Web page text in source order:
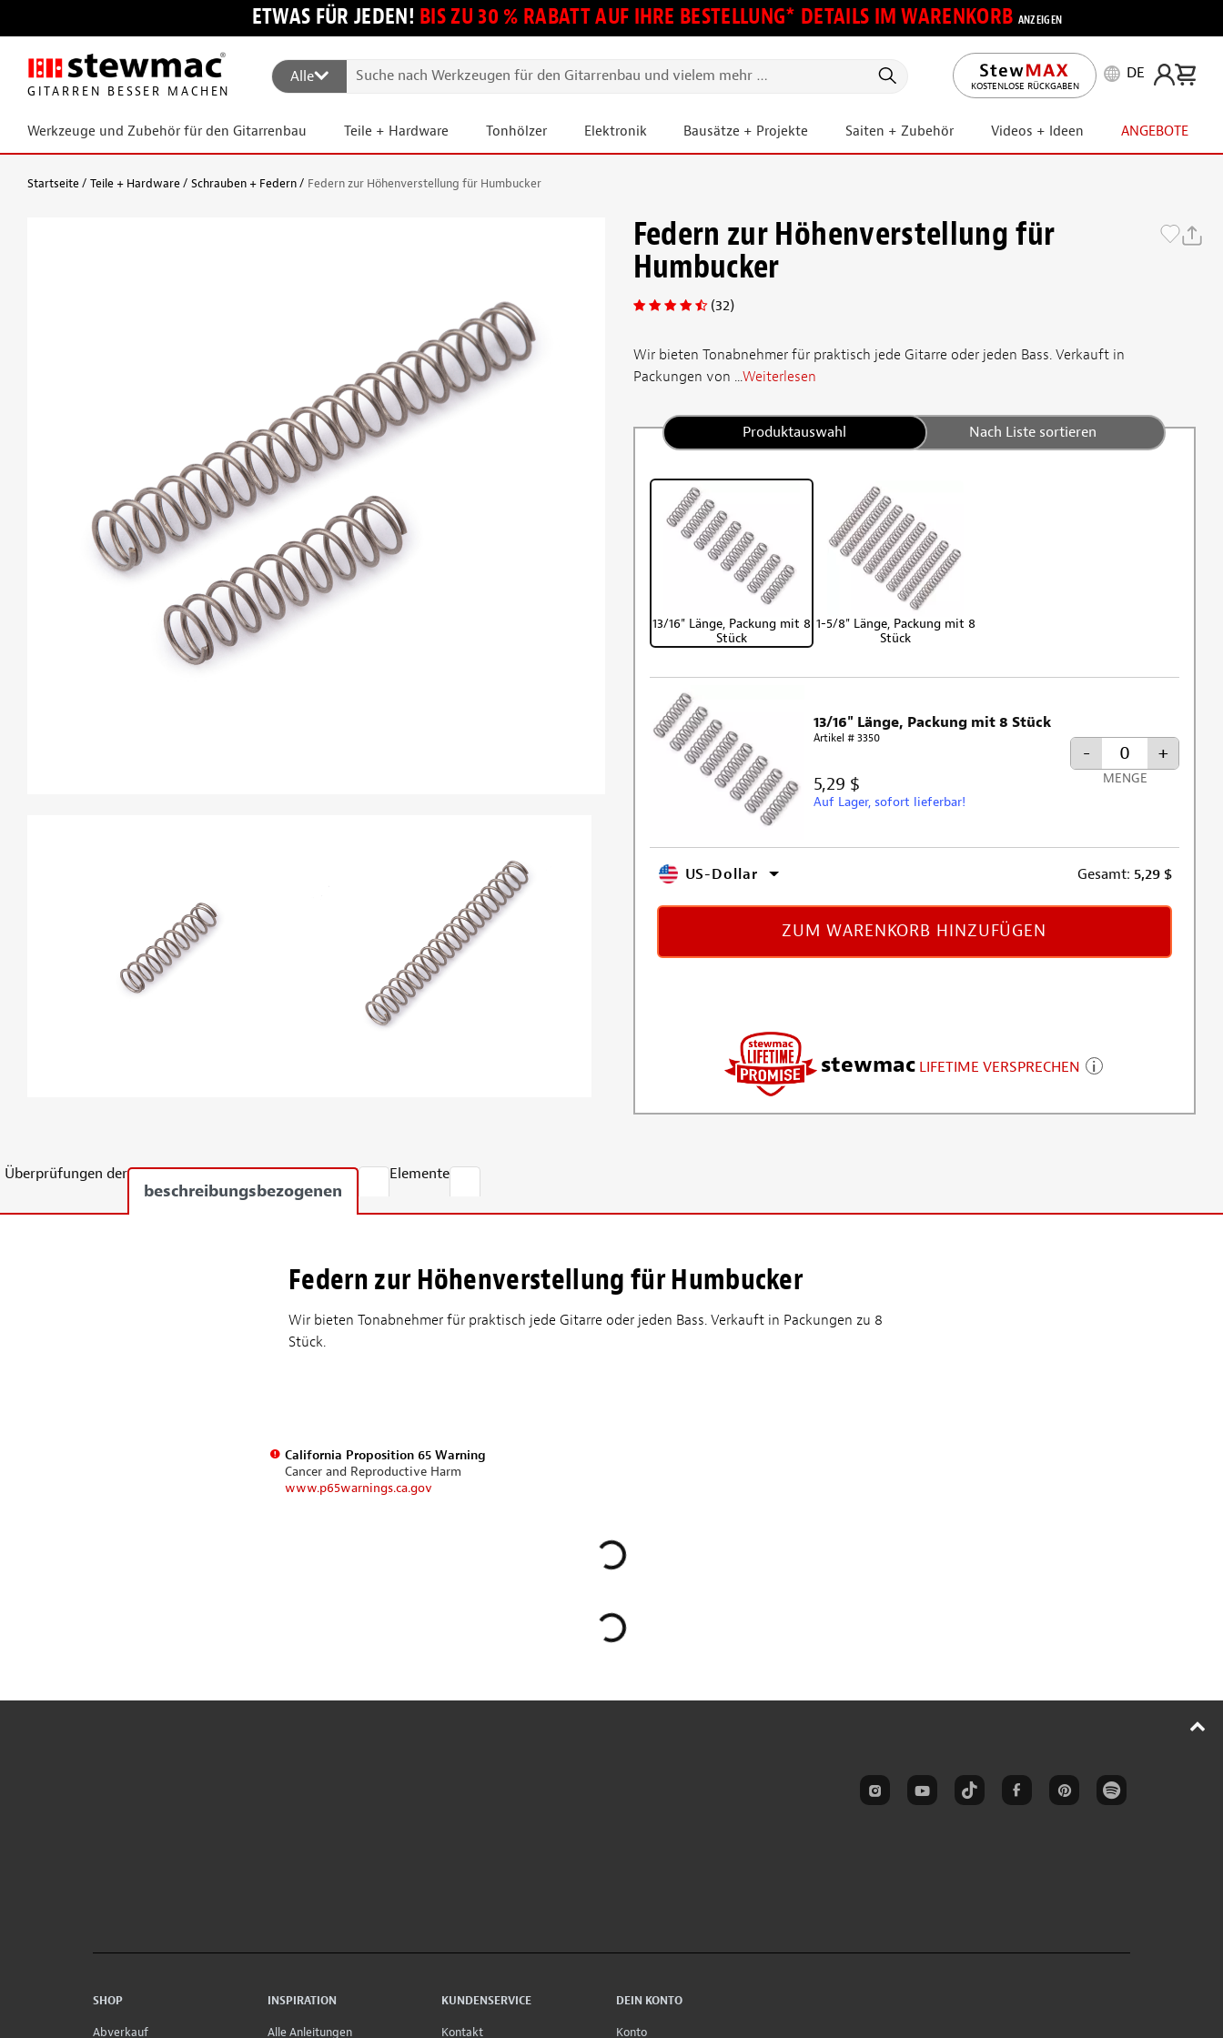
ETWAS FÜR JEDEN! BIS ZU 30 % RABATT AUF IHRE BESTELLUNG* DETAILS IM WARENKORB ANZEIGEN
GITARREN BESSER MACHEN
Alle
KOSTENLOSE RÜCKGABEN
DE
Werkzeuge und Zubehör für den Gitarrenbau Teile + Hardware Tonhölzer Elektronik Bausätze + Projekte Saiten + Zubehör Videos + Ideen ANGEBOTE
Startseite Teile + Hardware Schrauben + Federn Federn zur Höhenverstellung für Humbucker
Federn zur Höhenverstellung für
Humbucker
(32)
Wir bieten Tonabnehmer für praktisch jede Gitarre oder jeden Bass. Verkauft in
Packungen von ...Weiterlesen
Produktauswahl Nach Liste sortieren
13/16" Länge, Packung mit 8
Stück
1-5/8" Länge, Packung mit 8
Stück
13/16" Länge, Packung mit 8 Stück
Artikel # 3350
5,29 $
Auf Lager, sofort lieferbar!
- +
MENGE
US-Dollar Gesamt: 5,29 $
ZUM WARENKORB HINZUFÜGEN
stewmac LIFETIME VERSPRECHEN
Überprüfungen der
beschreibungsbezogenen
Elemente
Federn zur Höhenverstellung für Humbucker
Wir bieten Tonabnehmer für praktisch jede Gitarre oder jeden Bass. Verkauft in Packungen zu 8
Stück.
California Proposition 65 Warning
Cancer and Reproductive Harm
www.p65warnings.ca.gov
SHOP
Abverkauf
INSPIRATION
Alle Anleitungen
KUNDENSERVICE
Kontakt
DEIN KONTO
Konto